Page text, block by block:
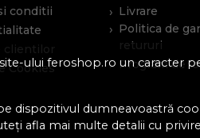
ului feroshop.ro un caracter
dispozitivul dumneavoastră
afla mai multe detalii cu
conditii
clientilor
Cookies
Livrare
Politica de
retururi
Program de